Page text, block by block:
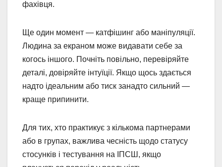
фахівця.
Ще один момент — катфішинг або маніпуляції.
Людина за екраном може видавати себе за
когось іншого. Почніть повільно, перевіряйте
деталі, довіряйте інтуїції. Якщо щось здається
надто ідеальним або тиск занадто сильний —
краще припинити.
Для тих, хто практикує з кількома партнерами
або в групах, важлива чесність щодо статусу
стосунків і тестування на ІПСШ, якщо